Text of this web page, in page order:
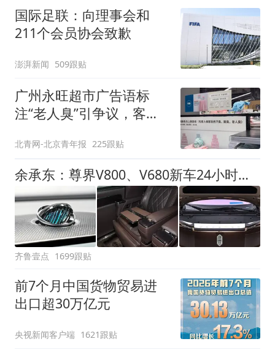
国际足联：向理事会和
211个会员协会致歉
澎湃新闻 509跟贴
广州永旺超市广告语标
注“老人臭”引争议，客服
北青网-北京青年报 225跟贴
余承东：尊界V800、V680新车24小时大定突破3500台
齐鲁壹点 1699跟贴
前7个月中国货物贸易进
出口超30万亿元
央视新闻客户端 1621跟贴